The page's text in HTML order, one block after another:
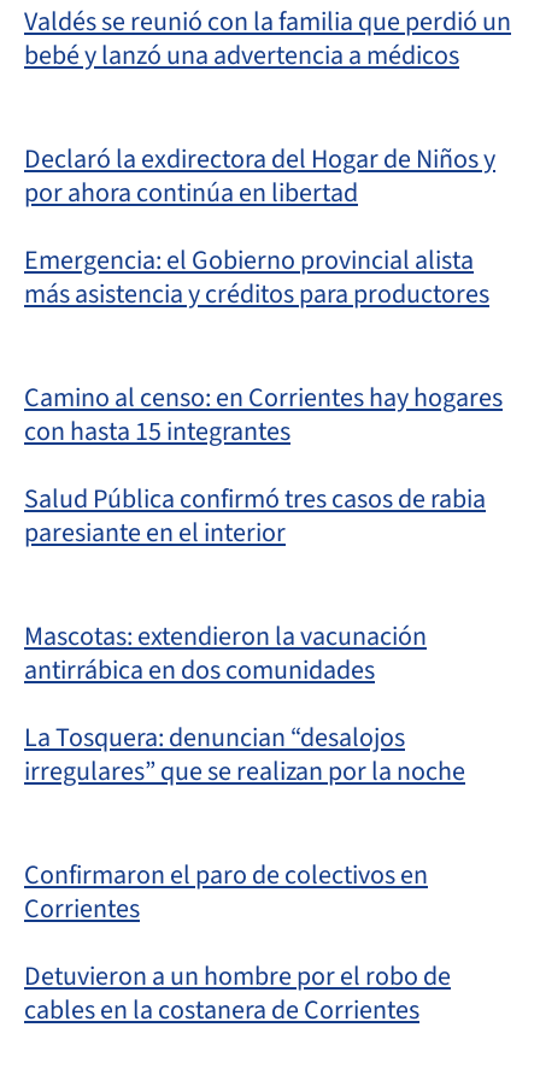
Valdés se reunió con la familia que perdió un
bebé y lanzó una advertencia a médicos
Declaró la exdirectora del Hogar de Niños y
por ahora continúa en libertad
Emergencia: el Gobierno provincial alista
más asistencia y créditos para productores
Camino al censo: en Corrientes hay hogares
con hasta 15 integrantes
Salud Pública confirmó tres casos de rabia
paresiante en el interior
Mascotas: extendieron la vacunación
antirrábica en dos comunidades
La Tosquera: denuncian “desalojos
irregulares” que se realizan por la noche
Confirmaron el paro de colectivos en
Corrientes
Detuvieron a un hombre por el robo de
cables en la costanera de Corrientes